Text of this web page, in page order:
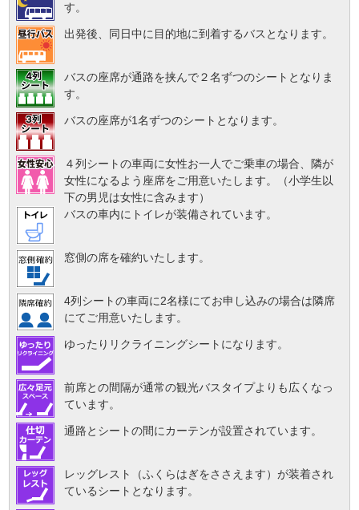
す。
出発後、同日中に目的地に到着するバスとなります。
バスの座席が通路を挟んで２名ずつのシートとなりま
す。
バスの座席が1名ずつのシートとなります。
４列シートの車両に女性お一人でご乗車の場合、隣が
女性になるよう座席をご用意いたします。（小学生以
下の男児は女性に含みます）
バスの車内にトイレが装備されています。
窓側の席を確約いたします。
4列シートの車両に2名様にてお申し込みの場合は隣席
にてご用意いたします。
ゆったりリクライニングシートになります。
前席との間隔が通常の観光バスタイプよりも広くなっ
ています。
通路とシートの間にカーテンが設置されています。
レッグレスト（ふくらはぎをささえます）が装着され
ているシートとなります。